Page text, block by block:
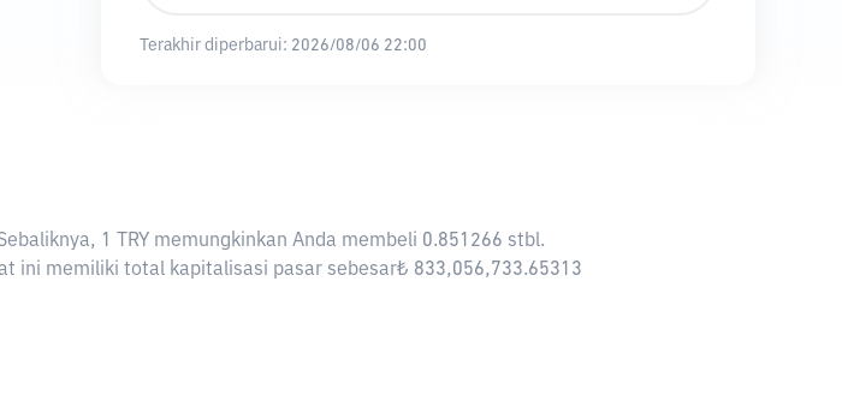
Terakhir diperbarui: 2026/08/06 22:00
1 TRY memungkinkan Anda membeli 0.851266 stbl.
ini memiliki total kapitalisasi pasar sebesar₺ 833,056,733.65313